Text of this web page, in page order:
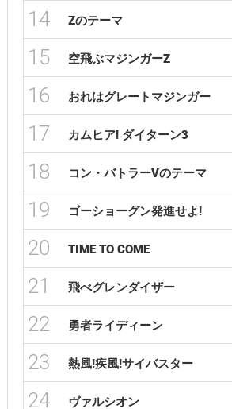
14 Zのテーマ
15 空飛ぶマジンガーZ
16 おれはグレートマジンガー
17 カムヒア! ダイターン3
18 コン・バトラーVのテーマ
19 ゴーショーグン発進せよ!
20 TIME TO COME
21 飛べグレンダイザー
22 勇者ライディーン
23 熱風!疾風!サイバスター
24 ヴァルシオン